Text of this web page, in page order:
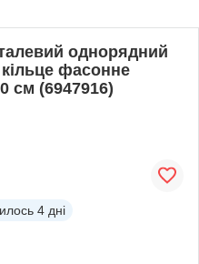
однорядний
кільце фасонне
см (6947916)
4 дні